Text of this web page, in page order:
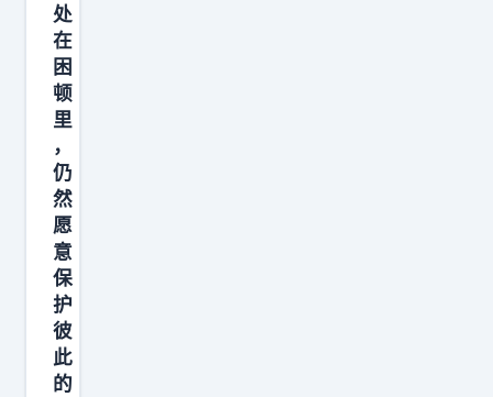
协
、
做
什
决
定
，
决
定
权
在
他
处
在
困
顿
里
，
仍
然
愿
意
保
护
彼
此
的